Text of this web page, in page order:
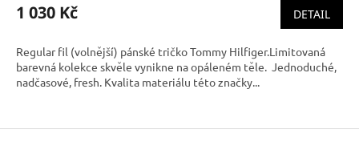
1 030 Kč DETAIL
Regular fil (volnější) pánské tričko Tommy Hilfiger.Limitovaná
barevná kolekce skvěle vynikne na opáleném těle. Jednoduché,
nadčasové, fresh. Kvalita materiálu této značky...
Z